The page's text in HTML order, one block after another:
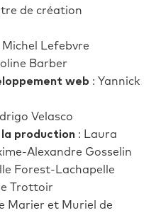
de création
Michel Lefebvre
Barber
web : Yannick
Velasco
production : Laura
Alexandre Gosselin
Forest-Lachapelle
Trottoir
Marier et Muriel de